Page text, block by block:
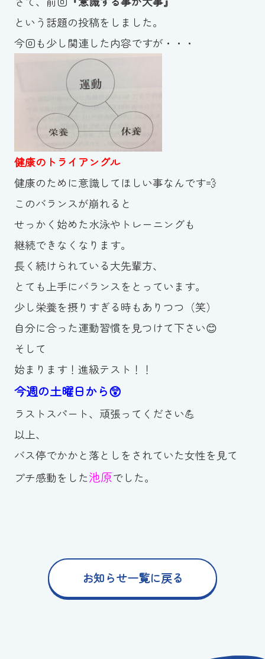
Tel.098-863-7264
平日 9:00～22:00｜土祝 9:00～21:00
メールでお問い合わせ
スイミングスクールの
体験申し込みはこちら!
という話題の投稿をしました。
今回も少し関連した内容ですが・・・
健康のトライアングル
健康のために意識してほしい事なんです💨
このバランスが崩れると
せっかく始めた水泳やトレーニングも
継続できなくなります。
長く続けられている大先輩方、
とても上手にバランスをとっています。
少し栄養を摂りすぎる時もありつつ（笑）
自分に合った運動習慣を見つけて下さい😊
そして
始まります！進級テスト！！
今週の土曜日から😲
ラストスパート、頑張ってください💪
以上、
バス停でかかと落としをされていた女性を見て
プチ感動をした池原でした。
お知らせ一覧に戻る